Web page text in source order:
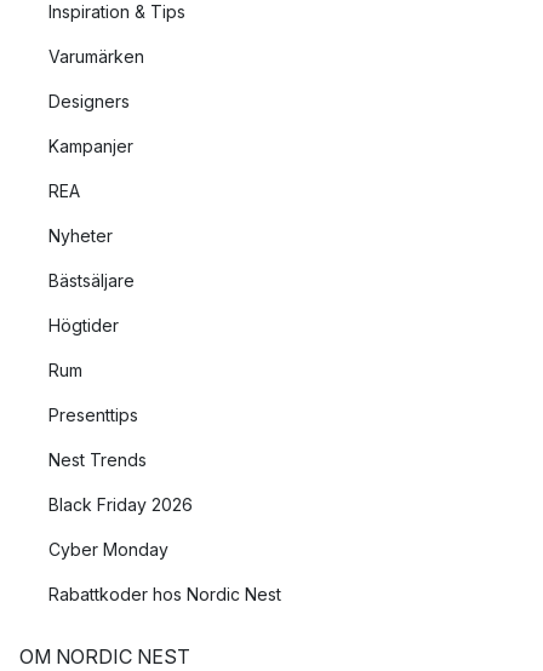
Inspiration & Tips
Varumärken
Designers
Kampanjer
REA
Nyheter
Bästsäljare
Högtider
Rum
Presenttips
Nest Trends
Black Friday 2026
Cyber Monday
Rabattkoder hos Nordic Nest
OM NORDIC NEST